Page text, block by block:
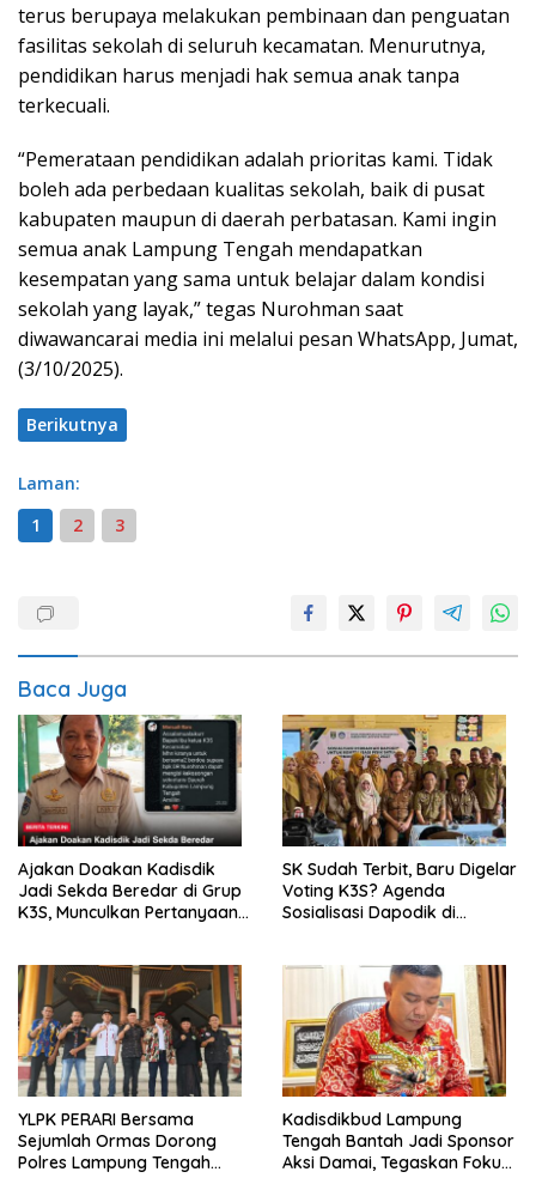
terus berupaya melakukan pembinaan dan penguatan
fasilitas sekolah di seluruh kecamatan. Menurutnya,
pendidikan harus menjadi hak semua anak tanpa
terkecuali.
“Pemerataan pendidikan adalah prioritas kami. Tidak
boleh ada perbedaan kualitas sekolah, baik di pusat
kabupaten maupun di daerah perbatasan. Kami ingin
semua anak Lampung Tengah mendapatkan
kesempatan yang sama untuk belajar dalam kondisi
sekolah yang layak,” tegas Nurohman saat
diwawancarai media ini melalui pesan WhatsApp, Jumat,
(3/10/2025).
Berikutnya
Laman:
1
2 3
Baca Juga
Ajakan Doakan Kadisdik
Jadi Sekda Beredar di Grup
K3S, Munculkan Pertanyaan
SK Sudah Terbit, Baru Digelar
Voting K3S? Agenda
Sosialisasi Dapodik di
YLPK PERARI Bersama
Sejumlah Ormas Dorong
Polres Lampung Tengah
Kadisdikbud Lampung
Tengah Bantah Jadi Sponsor
Aksi Damai, Tegaskan Fokus